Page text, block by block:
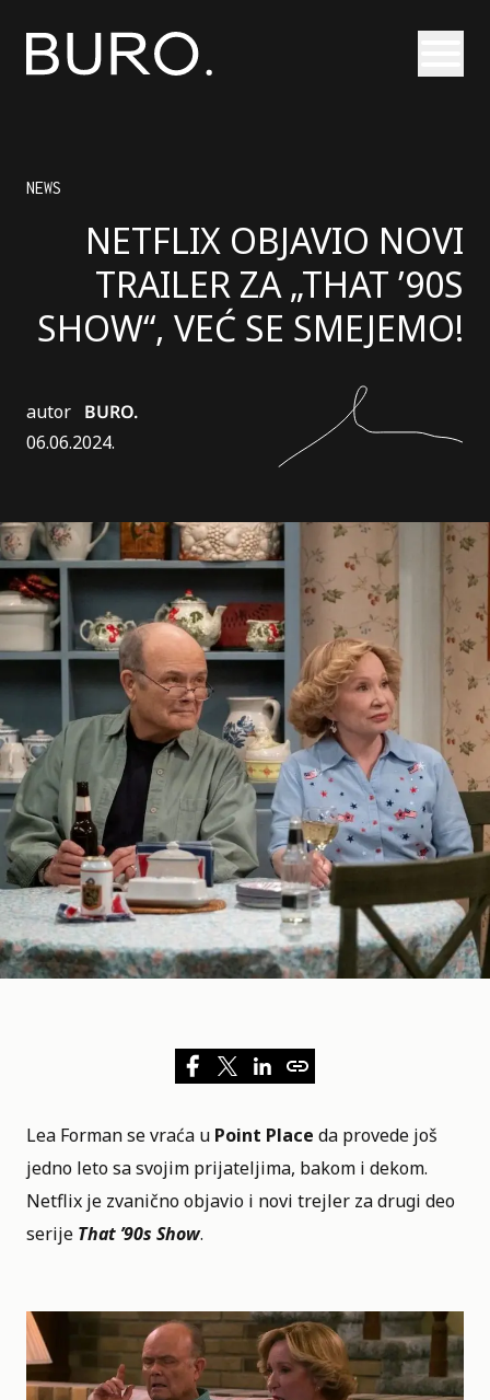
NEWS
NETFLIX OBJAVIO NOVI
TRAILER ZA „THAT ’90S
SHOW“, VEĆ SE SMEJEMO!
autor BURO.
06.06.2024.
Lea Forman se vraća u Point Place da provede još
jedno leto sa svojim prijateljima, bakom i dekom.
Netflix je zvanično objavio i novi trejler za drugi deo
serije That ’90s Show.